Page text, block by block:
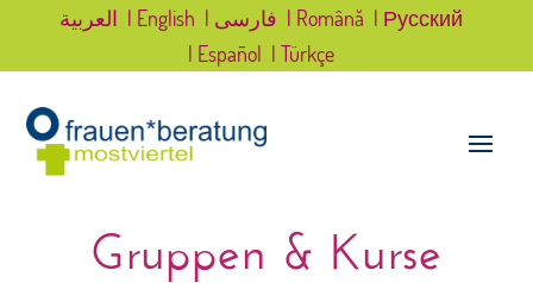
العربية | English | فارسی | Română | Русский
| Español | Türkçe
Gruppen & Kurse